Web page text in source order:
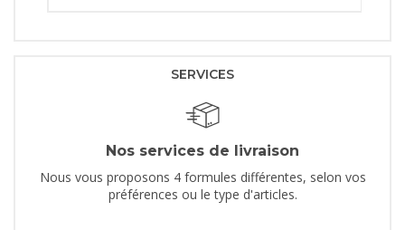
SERVICES
Nos services de livraison
Nous vous proposons 4 formules différentes, selon vos
préférences ou le type d'articles.